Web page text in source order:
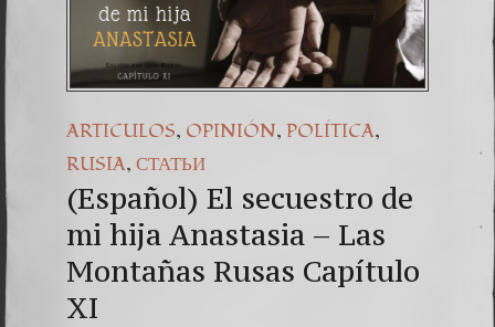
(Español) Daño
7. Our Struggle Against
ARTICULOS, OPINIÓN, POLÍTICA,
RUSIA, СТАТЬИ
(Español) El secuestro de
mi hija Anastasia – Las
Montañas Rusas Capítulo
XI